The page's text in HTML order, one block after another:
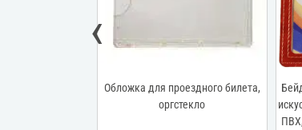
Обложка для проездного билета,
оргстекло
‹